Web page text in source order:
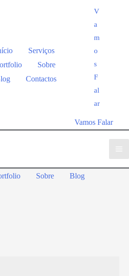
Serviços
Sobre
Contactos
V
a
m
o
s
F
al
ar
Vamos Falar
Sobre
Blog